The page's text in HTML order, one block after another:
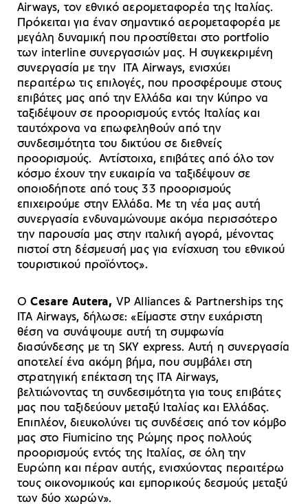
Airways, τον εθνικό αερομεταφορέα της Ιταλίας.
Πρόκειται για έναν σημαντικό αερομεταφορέα με
μεγάλη δυναμική που προστίθεται στο portfolio
των interline συνεργασιών μας. Η συγκεκριμένη
συνεργασία με την ITA Airways, ενισχύει
περαιτέρω τις επιλογές, που προσφέρουμε στους
επιβάτες μας από την Ελλάδα και την Κύπρο να
ταξιδέψουν σε προορισμούς εντός Ιταλίας και
ταυτόχρονα να επωφεληθούν από την
συνδεσιμότητα του δικτύου σε διεθνείς
προορισμούς. Αντίστοιχα, επιβάτες από όλο τον
κόσμο έχουν την ευκαιρία να ταξιδέψουν σε
οποιοδήποτε από τους 33 προορισμούς
επιχειρούμε στην Ελλάδα. Με τη νέα μας αυτή
συνεργασία ενδυναμώνουμε ακόμα περισσότερο
την παρουσία μας στην ιταλική αγορά, μένοντας
πιστοί στη δέσμευσή μας για ενίσχυση του εθνικού
τουριστικού προϊόντος».
ΟCesare Autera, VP Alliances & Partnerships της
ITA Airways, δήλωσε: «Είμαστε στην ευχάριστη
θέση να συνάψουμε αυτή τη συμφωνία
διασύνδεσης με τη SKY express. Αυτή η συνεργασία
αποτελεί ένα ακόμη βήμα, που συμβάλει στη
στρατηγική επέκταση της ITA Airways,
βελτιώνοντας τη συνδεσιμότητα για τους επιβάτες
μας που ταξιδεύουν μεταξύ Ιταλίας και Ελλάδας.
Επιπλέον, διευκολύνει τις συνδέσεις από τον κόμβο
μας στο Fiumicino της Ρώμης προς πολλούς
προορισμούς εντός της Ιταλίας, σε όλη την
Ευρώπη και πέραν αυτής, ενισχύοντας περαιτέρω
τους οικονομικούς και εμπορικούς δεσμούς μεταξύ
των δύο χωρών».